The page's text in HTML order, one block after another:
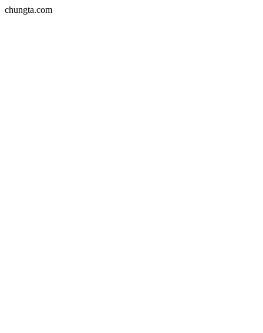
chungta.com